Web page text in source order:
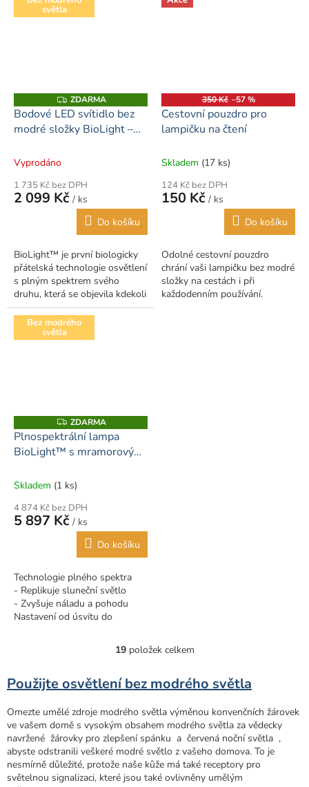
Nastavitelný ovladač jasu...
světla
Z
D
A
R
ZDARMA
Bodové LED svítidlo bez
modré složky BioLight –
Vyprodáno
1 735 Kč bez DPH
2 099 Kč / ks
Do košíku
BioLight™ je první biologicky
přátelská technologie osvětlení
s plným spektrem svého
druhu, která se objevila kdekoli
na světě. Je to nejpokročilejší
technologie, jakou kdy...
350 Kč –57 %
Cestovní pouzdro pro
lampičku na čtení
Skladem (17 ks)
124 Kč bez DPH
150 Kč / ks
Do košíku
Odolné cestovní pouzdro
chrání vaši lampičku bez modré
složky na cestách i při
každodenním používání.
Bez modrého
světla
Z
D
A
R
ZDARMA
Plnospektrální lampa
BioLight™ s mramorovým
Skladem (1 ks)
4 874 Kč bez DPH
5 897 Kč / ks
Do košíku
Technologie plného spektra
- Replikuje sluneční světlo
- Zvyšuje náladu a pohodu
Nastavení od úsvitu do
žárovka na světě ze dne do...
O
l
á
d
a
c
í
p
r
19položek celkem
Použijte osvětlení bez modrého světla
Omezte umělé zdroje modrého světla výměnou konvenčních žárovek
ve vašem domě s vysokým obsahem modrého světla za vědecky
navržené žárovky pro zlepšení spánku a červená noční světla ,
abyste odstranili veškeré modré světlo z vašeho domova. To je
nesmírně důležité, protože naše kůže má také receptory pro
světelnou signalizaci, které jsou také ovlivněny umělým